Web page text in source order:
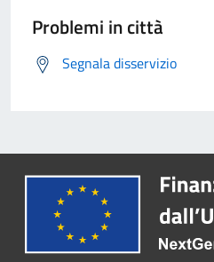
Problemi in città
Segnala disservizio